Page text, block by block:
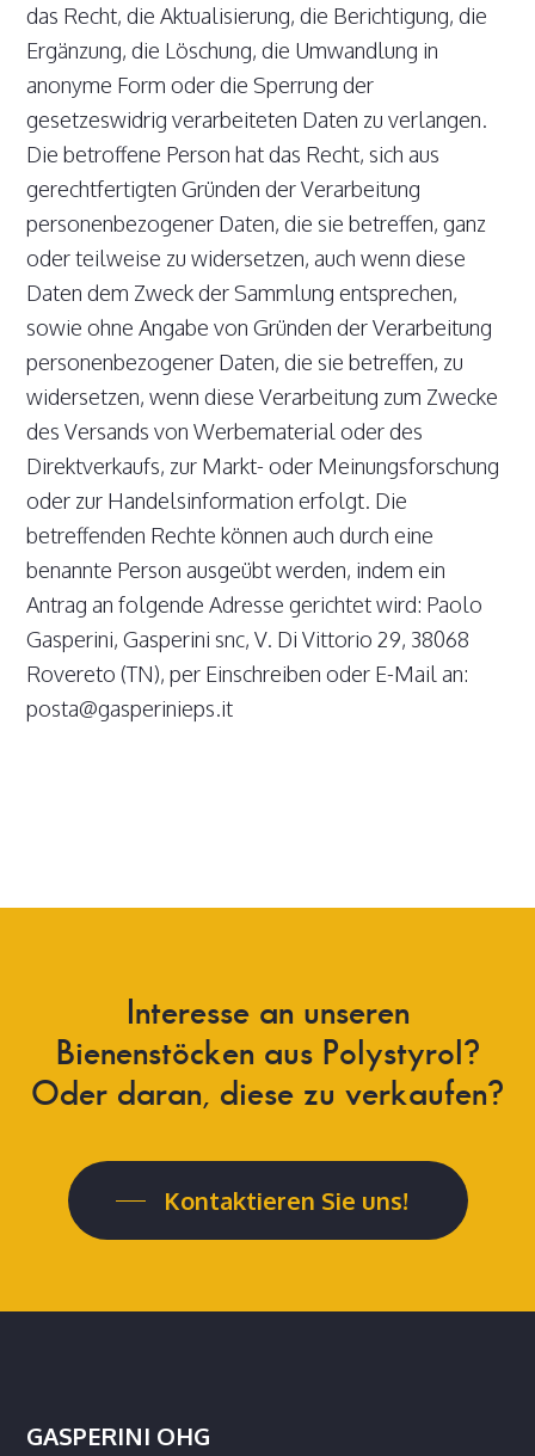
das Recht, die Aktualisierung, die Berichtigung, die
Ergänzung, die Löschung, die Umwandlung in
anonyme Form oder die Sperrung der
gesetzeswidrig verarbeiteten Daten zu verlangen.
Die betroffene Person hat das Recht, sich aus
gerechtfertigten Gründen der Verarbeitung
personenbezogener Daten, die sie betreffen, ganz
oder teilweise zu widersetzen, auch wenn diese
Daten dem Zweck der Sammlung entsprechen,
sowie ohne Angabe von Gründen der Verarbeitung
personenbezogener Daten, die sie betreffen, zu
widersetzen, wenn diese Verarbeitung zum Zwecke
des Versands von Werbematerial oder des
Direktverkaufs, zur Markt- oder Meinungsforschung
oder zur Handelsinformation erfolgt. Die
betreffenden Rechte können auch durch eine
benannte Person ausgeübt werden, indem ein
Antrag an folgende Adresse gerichtet wird: Paolo
Gasperini, Gasperini snc, V. Di Vittorio 29, 38068
Rovereto (TN), per Einschreiben oder E-Mail an:
posta@gasperinieps.it
Interesse an unseren
Bienenstöcken aus Polystyrol?
Oder daran, diese zu verkaufen?
Kontaktieren Sie uns!
GASPERINI OHG